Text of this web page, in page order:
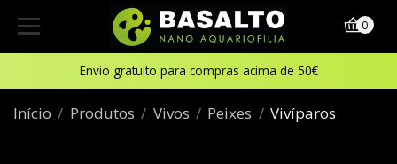
Envio gratuito para compras acima de 50€
0
Início Produtos Vivos Peixes Vivíparos